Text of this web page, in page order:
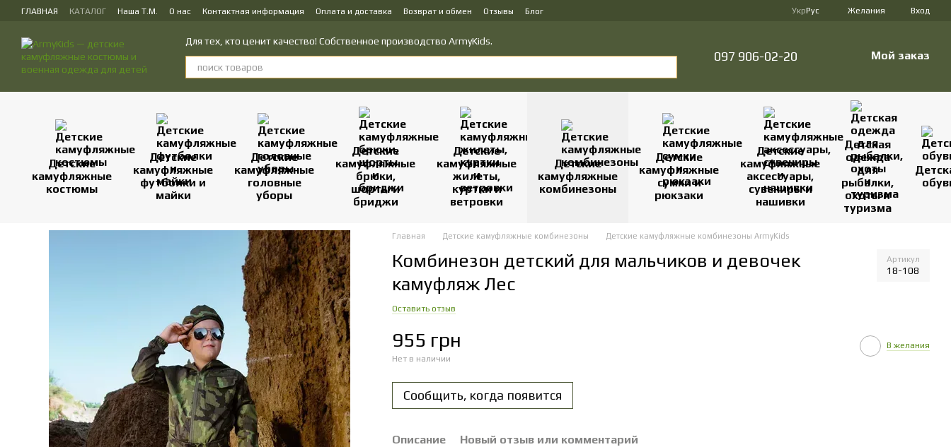
Перейти к основному контенту
ГЛАВНАЯ КАТАЛОГ Наша Т.М. О нас Контактная информация Оплата и доставка Возврат и обмен Отзывы
Блог
УкрРус Желания Вход
Для тех, кто ценит качество! Собственное производство ArmyKids.
097 906-02-20 Мой заказ
Детские
камуфляжные
костюмы
Детские
камуфляжные
футболки и
майки
Детские
камуфляжные
головные
уборы
Детские
камуфляжные
брюки,
шорты и
бриджи
Детские
камуфляжные
жилеты,
куртки и
ветровки
Детские
камуфляжные
комбинезоны
Детские
камуфляжные
сумки и
рюкзаки
Детские
камуфляжные
аксессуары,
сувениры и
нашивки
Детская
одежда
для
рыбалки,
охоты и
туризма
Главная Детские камуфляжные комбинезоны Детские камуфляжные комбинезоны ArmyKids
Комбинезон детский для мальчиков и девочек
камуфляж Лес
Артикул
18-108
Оставить отзыв
955 грн
Нет в наличии
В желания
Сообщить, когда появится
Описание Новый отзыв или комментарий